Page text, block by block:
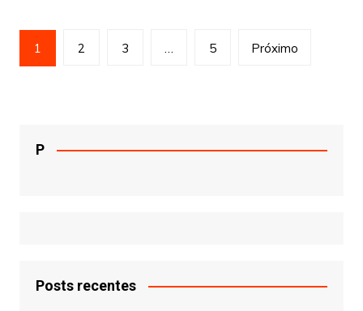
Paginação
de
1 2 3 … 5 Próximo
P
Posts recentes